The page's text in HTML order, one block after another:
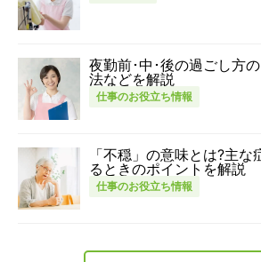
夜勤前･中･後の過ごし方
法などを解説
仕事のお役立ち情報
「不穏」の意味とは?主
るときのポイントを解説
仕事のお役立ち情報